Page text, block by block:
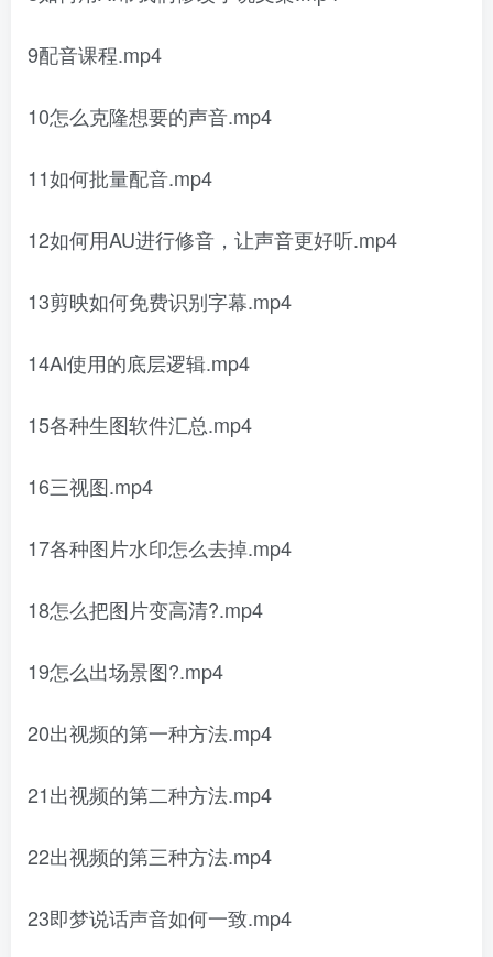
9配音课程.mp4
10怎么克隆想要的声音.mp4
11如何批量配音.mp4
12如何用AU进行修音，让声音更好听.mp4
13剪映如何免费识别字幕.mp4
14Al使用的底层逻辑.mp4
15各种生图软件汇总.mp4
16三视图.mp4
17各种图片水印怎么去掉.mp4
18怎么把图片变高清?.mp4
19怎么出场景图?.mp4
20出视频的第一种方法.mp4
21出视频的第二种方法.mp4
22出视频的第三种方法.mp4
23即梦说话声音如何一致.mp4